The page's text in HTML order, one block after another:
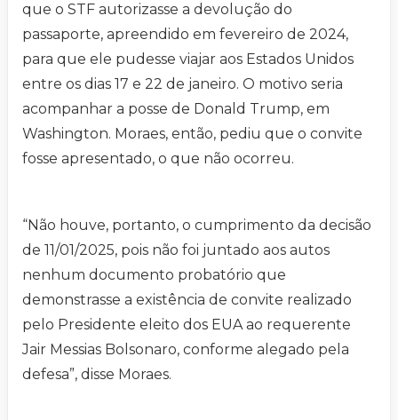
que o STF autorizasse a devolução do
passaporte, apreendido em fevereiro de 2024,
para que ele pudesse viajar aos Estados Unidos
entre os dias 17 e 22 de janeiro. O motivo seria
acompanhar a posse de Donald Trump, em
Washington. Moraes, então, pediu que o convite
fosse apresentado, o que não ocorreu.
“Não houve, portanto, o cumprimento da decisão
de 11/01/2025, pois não foi juntado aos autos
nenhum documento probatório que
demonstrasse a existência de convite realizado
pelo Presidente eleito dos EUA ao requerente
Jair Messias Bolsonaro, conforme alegado pela
defesa”, disse Moraes.